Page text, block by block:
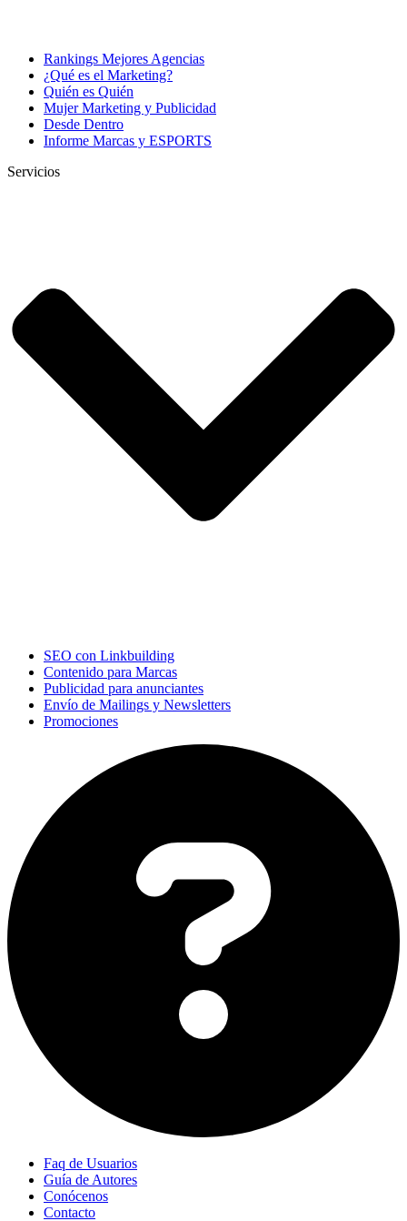
Rankings Mejores Agencias
¿Qué es el Marketing?
Quién es Quién
Mujer Marketing y Publicidad
Desde Dentro
Informe Marcas y ESPORTS
Servicios
SEO con Linkbuilding
Contenido para Marcas
Publicidad para anunciantes
Envío de Mailings y Newsletters
Promociones
Faq de Usuarios
Guía de Autores
Conócenos
Contacto